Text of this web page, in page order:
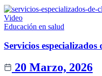
Video
Educación en salud
Servicios
20 Marzo, 2026